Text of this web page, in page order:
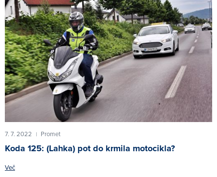
7. 7. 2022 | Promet
Koda 125: (Lahka) pot do krmila motocikla?
Več